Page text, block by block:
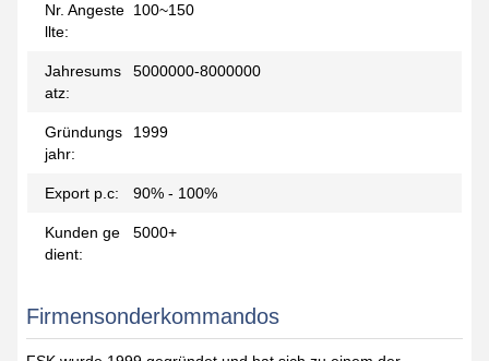
Nr. Angeste
llte:
100~150
Jahresums
atz:
5000000-8000000
Gründungs
jahr:
1999
Export p.c: 90% - 100%
Kunden ge
dient:
5000+
Firmensonderkommandos